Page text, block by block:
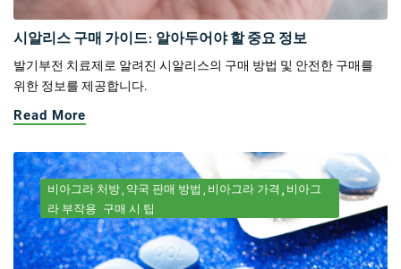
시알리스 구매 가이드: 알아두어야 할 중요 정보
발기부전 치료제로 알려진 시알리스의 구매 방법 및 안전한 구매를
위한 정보를 제공합니다.
Read More
비아그라 처방 약국 판매 방법 비아그라 가격
비아그
라 부작용 구매 시 팁